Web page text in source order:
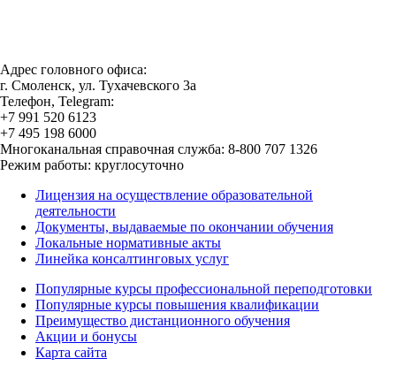
Адрес головного офиса:
г. Смоленск, ул. Тухачевского 3а
Телефон, Telegram:
+7 991 520 6123
+7 495 198 6000
Многоканальная справочная служба: 8-800 707 1326
Режим работы: круглосуточно
Лицензия на осуществление образовательной
деятельности
Документы, выдаваемые по окончании обучения
Локальные нормативные акты
Линейка консалтинговых услуг
Популярные курсы профессиональной переподготовки
Популярные курсы повышения квалификации
Преимущество дистанционного обучения
Акции и бонусы
Карта сайта